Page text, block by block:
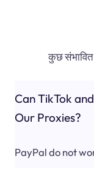
कुछ संभावित
Can TikTok
Our Proxies?
PayPal do not